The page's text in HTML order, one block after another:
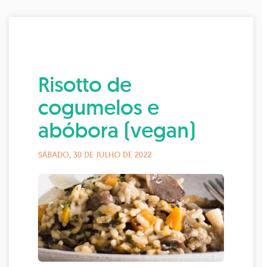
Risotto de
cogumelos e
abóbora (vegan)
SÁBADO, 30 DE JULHO DE 2022